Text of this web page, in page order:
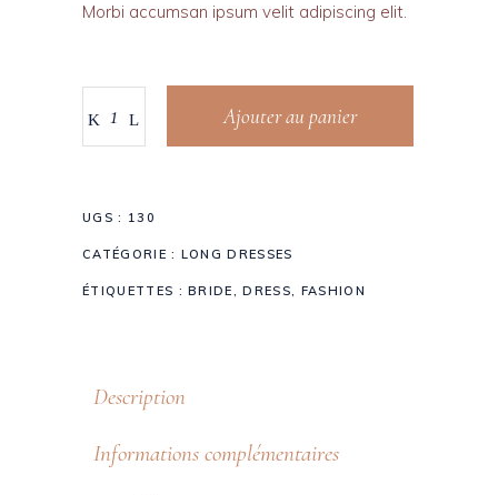
Morbi accumsan ipsum velit adipiscing elit.
Ajouter au panier
UGS : 130
CATÉGORIE : LONG DRESSES
ÉTIQUETTES :BRIDE,DRESS, FASHION
Description
Informations complémentaires